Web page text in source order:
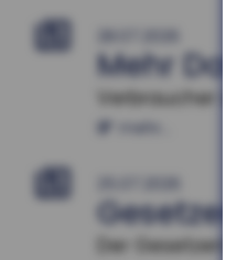
Mehr
mehr...
Der